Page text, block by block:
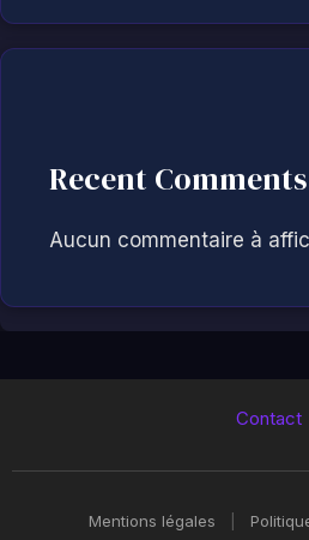
Recent Comments
Aucun commentaire à
Contact
Mentions légales